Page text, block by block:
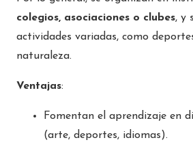
colegios, asociaciones o clubes, y
actividades variadas, como
naturaleza.
Ventajas:
Fomentan el aprendizaje en
(arte, deportes, idiomas).